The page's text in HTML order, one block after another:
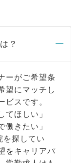
？
ーがご希望条
望にマッチし
スです。
てほしい」
働きたい」
を探してい
をキャリアパ